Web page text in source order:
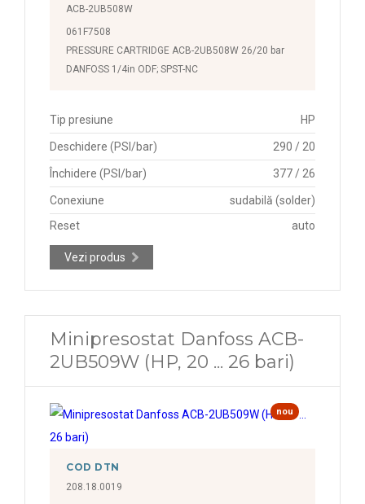
ACB-2UB508W
061F7508
PRESSURE CARTRIDGE ACB-2UB508W 26/20 bar
DANFOSS 1/4in ODF; SPST-NC
Tip presiune HP
Deschidere (PSI/bar) 290 / 20
Închidere (PSI/bar) 377 / 26
Conexiune
sudabilă (solder)
Reset
auto
Vezi produs
Minipresostat Danfoss ACB-
2UB509W (HP, 20 ... 26 bari)
nou
COD DTN
208.18.0019